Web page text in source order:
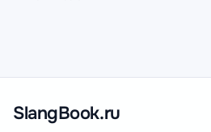
SlangBook.ru